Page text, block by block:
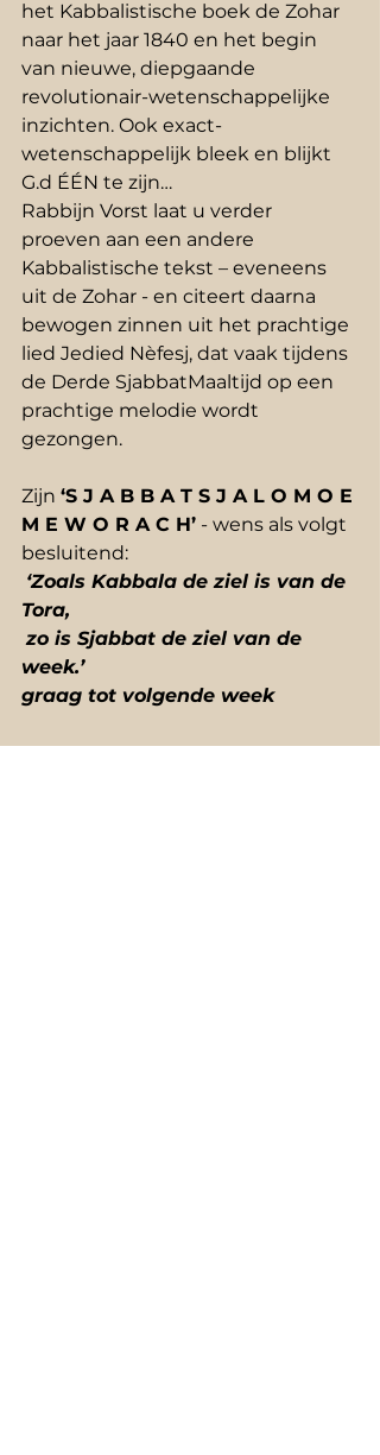
het Kabbalistische boek de Zohar
naar het jaar 1840 en het begin
van nieuwe, diepgaande
revolutionair-wetenschappelijke
inzichten. Ook exact-
wetenschappelijk bleek en blijkt
G.d ÉÉN te zijn…
Rabbijn Vorst laat u verder
proeven aan een andere
Kabbalistische tekst – eveneens
uit de Zohar - en citeert daarna
bewogen zinnen uit het prachtige
lied Jedied Nèfesj, dat vaak tijdens
de Derde SjabbatMaaltijd op een
prachtige melodie wordt
gezongen.
Zijn ‘S J A B B A T S J A L O M O E
M E W O R A C H’ - wens als volgt
besluitend:
‘Zoals Kabbala de ziel is van de
Tora,
zo is Sjabbat de ziel van de
week.’
graag tot volgende week